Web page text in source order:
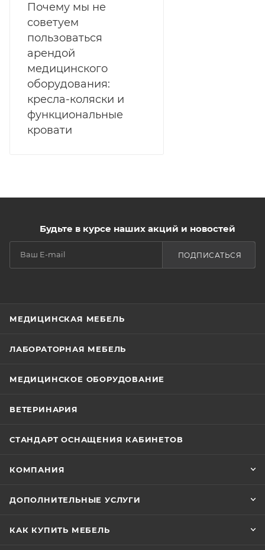
Почему мы не
советуем
пользоваться
арендой
медицинского
оборудования:
кресла-коляски и
функциональные
кровати
Будьте в курсе наших акций и новостей
ПОДПИСАТЬСЯ
МЕДИЦИНСКАЯ МЕБЕЛЬ
ЛАБОРАТОРНАЯ МЕБЕЛЬ
МЕДИЦИНСКОЕ ОБОРУДОВАНИЕ
ВЕТЕРИНАРИЯ
СТАНДАРТ ОСНАЩЕНИЯ КАБИНЕТОВ
КОМПАНИЯ
ДОПОЛНИТЕЛЬНЫЕ УСЛУГИ
КАК КУПИТЬ МЕБЕЛЬ